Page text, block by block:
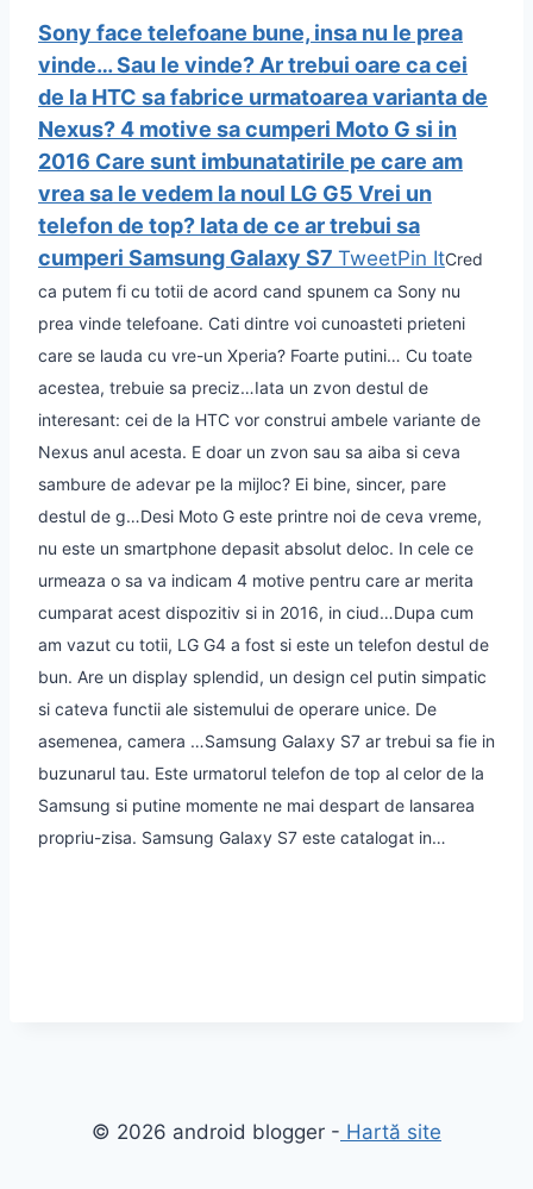
Sony face telefoane bune, insa nu le prea
vinde… Sau le vinde? Ar trebui oare ca cei
de la HTC sa fabrice urmatoarea varianta de
Nexus?4 motive sa cumperi Moto G si in
2016 Care sunt imbunatatirile pe care am
vrea sa le vedem la noul LG G5 Vrei un
telefon de top? Iata de ce ar trebui sa
cumperi Samsung Galaxy S7 TweetPin ItCred
ca putem fi cu totii de acord cand spunem ca Sony nu
prea vinde telefoane. Cati dintre voi cunoasteti prieteni
care se lauda cu vre-un Xperia? Foarte putini… Cu toate
acestea, trebuie sa preciz…Iata un zvon destul de
interesant: cei de la HTC vor construi ambele variante de
Nexus anul acesta. E doar un zvon sau sa aiba si ceva
sambure de adevar pe la mijloc? Ei bine, sincer, pare
destul de g…Desi Moto G este printre noi de ceva vreme,
nu este un smartphone depasit absolut deloc. In cele ce
urmeaza o sa va indicam 4 motive pentru care ar merita
cumparat acest dispozitiv si in 2016, in ciud…Dupa cum
am vazut cu totii, LG G4 a fost si este un telefon destul de
bun. Are un display splendid, un design cel putin simpatic
si cateva functii ale sistemului de operare unice. De
asemenea, camera …Samsung Galaxy S7 ar trebui sa fie in
buzunarul tau. Este urmatorul telefon de top al celor de la
Samsung si putine momente ne mai despart de lansarea
propriu-zisa. Samsung Galaxy S7 este catalogat in…
© 2026 android blogger - Hartă site